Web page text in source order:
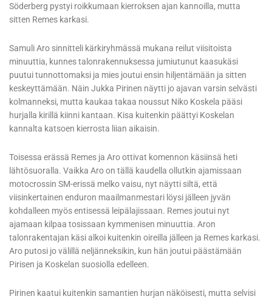
Söderberg pystyi roikkumaan kierroksen ajan kannoilla, mutta
sitten Remes karkasi.
Samuli Aro sinnitteli kärkiryhmässä mukana reilut viisitoista
minuuttia, kunnes talonrakennuksessa jumiutunut kaasukäsi
puutui tunnottomaksi ja mies joutui ensin hiljentämään ja sitten
keskeyttämään. Näin Jukka Pirinen näytti jo ajavan varsin selvästi
kolmanneksi, mutta kaukaa takaa noussut Niko Koskela pääsi
hurjalla kirillä kiinni kantaan. Kisa kuitenkin päättyi Koskelan
kannalta katsoen kierrosta liian aikaisin.
Toisessa erässä Remes ja Aro ottivat komennon käsiinsä heti
lähtösuoralla. Vaikka Aro on tällä kaudella ollutkin ajamissaan
motocrossin SM-erissä melko vaisu, nyt näytti siltä, että
viisinkertainen enduron maailmanmestari löysi jälleen jyvän
kohdalleen myös entisessä leipälajissaan. Remes joutui nyt
ajamaan kilpaa tosissaan kymmenisen minuuttia. Aron
talonrakentajan käsi alkoi kuitenkin oireilla jälleen ja Remes karkasi.
Aro putosi jo välillä neljänneksikin, kun hän joutui päästämään
Pirisen ja Koskelan suosiolla edelleen.
Pirinen kaatui kuitenkin samantien hurjan näköisesti, mutta selvisi